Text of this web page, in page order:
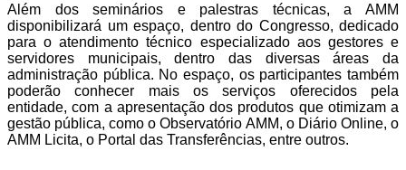
Além dos seminários e palestras técnicas, a AMM
disponibilizará um espaço, dentro do Congresso, dedicado
para o atendimento técnico especializado aos gestores e
servidores municipais, dentro das diversas áreas da
administração pública. No espaço, os participantes também
poderão conhecer mais os serviços oferecidos pela
entidade, com a apresentação dos produtos que otimizam a
gestão pública, como o Observatório AMM, o Diário Online, o
AMM Licita, o Portal das Transferências, entre outros.